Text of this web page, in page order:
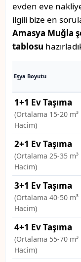
evden eve
ilgili bize en
Amasya Muğla
tablosu
Eşya Boyutu
1+1 Ev Taşıma
(Ortalama 15-20 m³
Hacim)
2+1 Ev Taşıma
(Ortalama 25-35 m³
Hacim)
3+1 Ev Taşıma
(Ortalama 40-50 m³
Hacim)
4+1 Ev Taşıma
(Ortalama 55-70 m³
Hacim)